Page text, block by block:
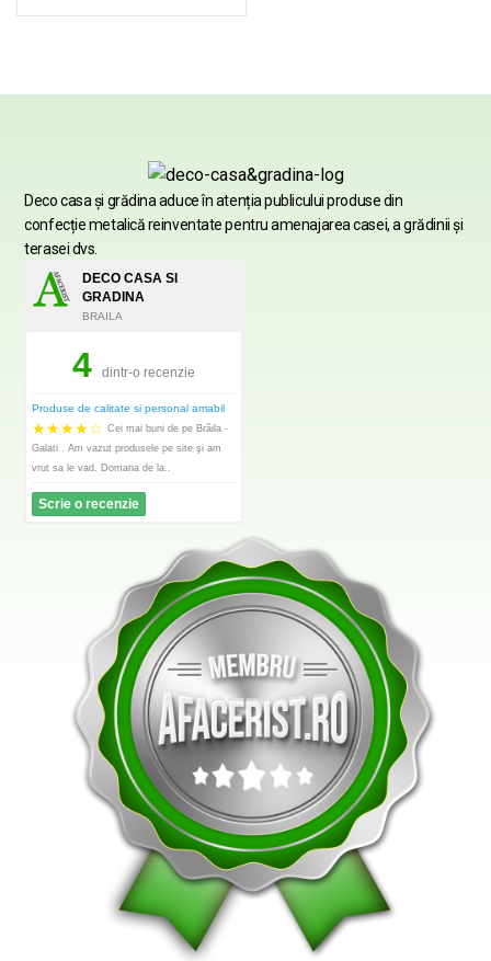
Deco casa şi grădina aduce în atenția publicului produse din
confecție metalică reinventate pentru amenajarea casei, a grădinii şi
terasei dvs.
DECO CASA SI
GRADINA
BRAILA
4dintr-o recenzie
Produse de calitate si personal amabil
★★★★☆ Cei mai buni de pe Brăila -
Galati . Am vazut produsele pe site şi am
vrut sa le vad. Domana de la..
Scrie o recenzie